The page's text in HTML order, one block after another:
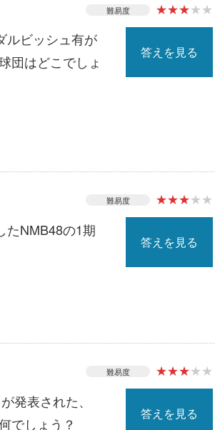
難易度 ★★★★★
ルビッシュ有が
団はどこでしょ
答えを見る
難易度 ★★★★★
たNMB48の1期
答えを見る
難易度 ★★★★★
発表された、
でしょう？
答えを見る